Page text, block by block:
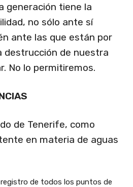
generación tiene la
no sólo ante sí
ante las que están por
destrucción de nuestra
No lo permitiremos.
de Tenerife, como
en materia de aguas
de todos los puntos de